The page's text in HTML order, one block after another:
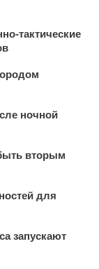
тактические
ночной
вторым
для
запускают